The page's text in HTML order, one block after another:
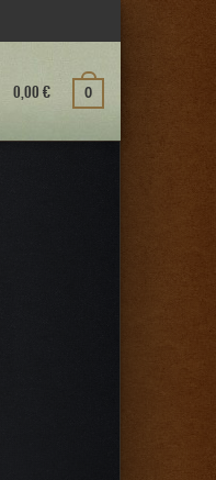
0,00€ 0